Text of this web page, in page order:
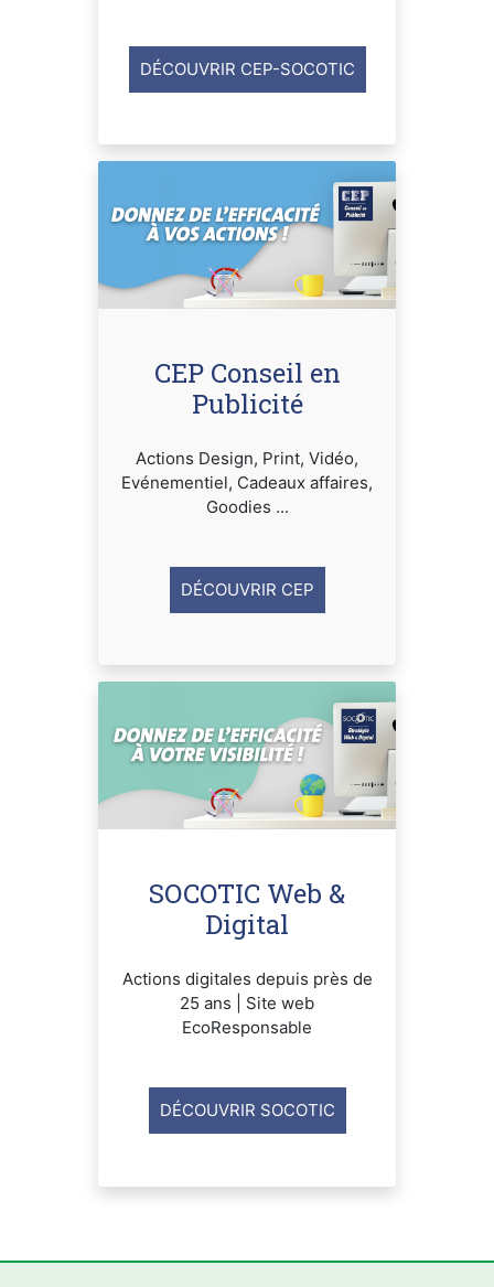
DÉCOUVRIR CEP-SOCOTIC
CEP Conseil en
Publicité
Actions Design, Print, Vidéo,
Evénementiel, Cadeaux affaires,
Goodies ...
DÉCOUVRIR CEP
SOCOTIC Web &
Digital
Actions digitales depuis près de
25 ans | Site web
EcoResponsable
DÉCOUVRIR SOCOTIC